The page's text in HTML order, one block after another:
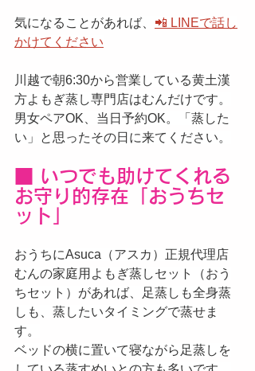
気になることがあれば、 📲 LINEで話し
かけてください
川越で朝6:30から営業している黄土漢
方よもぎ蒸し専門店はむんだけです。
男女ペアOK、当日予約OK。「蒸した
い」と思ったその日に来てください。
■ いつでも助けてくれる
お守り的存在「おうちセ
ット」
おうちにAsuca（アスカ）正規代理店
むんの家庭用よもぎ蒸しセット（おう
ちセット）があれば、足蒸しも全身蒸
しも、蒸したいタイミングで蒸せま
す。
ベッドの横に置いて寝ながら足蒸しを